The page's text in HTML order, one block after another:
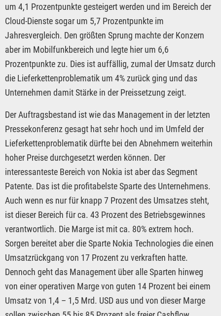
um 4,1 Prozentpunkte gesteigert werden und im Bereich der
Cloud-Dienste sogar um 5,7 Prozentpunkte im
Jahresvergleich. Den größten Sprung machte der Konzern
aber im Mobilfunkbereich und legte hier um 6,6
Prozentpunkte zu. Dies ist auffällig, zumal der Umsatz durch
die Lieferkettenproblematik um 4% zurück ging und das
Unternehmen damit Stärke in der Preissetzung zeigt.
Der Auftragsbestand ist wie das Management in der letzten
Pressekonferenz gesagt hat sehr hoch und im Umfeld der
Lieferkettenproblematik dürfte bei den Abnehmern weiterhin
hoher Preise durchgesetzt werden können. Der
interessanteste Bereich von Nokia ist aber das Segment
Patente. Das ist die profitabelste Sparte des Unternehmens.
Auch wenn es nur für knapp 7 Prozent des Umsatzes steht,
ist dieser Bereich für ca. 43 Prozent des Betriebsgewinnes
verantwortlich. Die Marge ist mit ca. 80% extrem hoch.
Sorgen bereitet aber die Sparte Nokia Technologies die einen
Umsatzrückgang von 17 Prozent zu verkraften hatte.
Dennoch geht das Management über alle Sparten hinweg
von einer operativen Marge von guten 14 Prozent bei einem
Umsatz von 1,4 – 1,5 Mrd. USD aus und von dieser Marge